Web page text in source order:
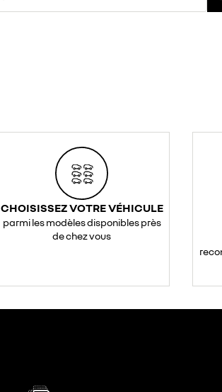
CHOISISSEZ VOTRE VÉHICULE
parmi les modèles disponibles près
de chez vous